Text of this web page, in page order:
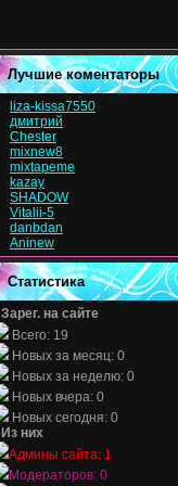
Лучшие коментаторы
liza-kissa7550
дмитрий
Chester
mixnew8
mixtapeme
kazay
SHADOW
Vitalii-5
danbdan
Aninew
Статистика
Зарег. на сайте
Всего: 19
Новых за месяц: 0
Новых за неделю: 0
Новых вчера: 0
Новых сегодня: 0
Из них
Админы сайта: 1
Модераторов: 0